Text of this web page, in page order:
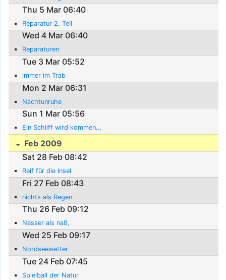
Thu 5 Mar 06:40
Reparatur 2. Teil
Wed 4 Mar 06:40
Reparaturen
Tue 3 Mar 05:52
immer im Trab
Mon 2 Mar 06:31
Nachtunruhe
Sun 1 Mar 05:56
Ein Schiiff wird kommen...
Feb 2009
Sat 28 Feb 08:42
Reif für die Insel
Fri 27 Feb 08:43
nichts als Regen
Thu 26 Feb 09:12
Nasser als naß,
Wed 25 Feb 09:17
Nordseewetter
Tue 24 Feb 07:45
Spielball der Natur